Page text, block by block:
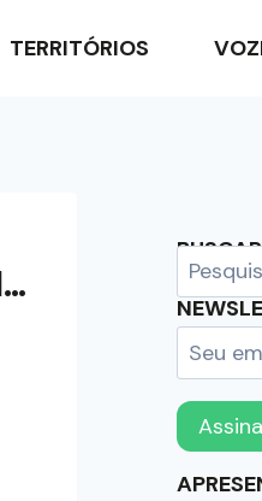
TERRITÓRIOS
BUSCAR